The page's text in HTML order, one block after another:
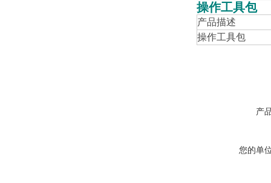
操作工具包
产品描述
操作工具包
产
您的单